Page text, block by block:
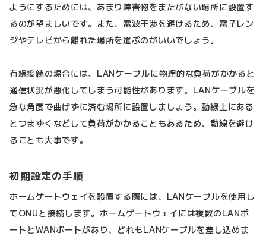
ようにするためには、あまり障害物をまたがない場所に設置す
るのが望ましいです。また、電波干渉を避けるため、電子レン
ジやテレビから離れた場所を選ぶのがいいでしょう。
有線接続の場合には、LANケーブルに物理的な負荷がかかると
通信状況が悪化してしまう可能性があります。LANケーブルを
急な角度で曲げずに済む場所に設置しましょう。動線上にある
とつまずくなどして負荷がかかることもあるため、動線を避け
ることも大事です。
初期設定の手順
ホームゲートウェイを設置する際には、LANケーブルを使用し
てONUと接続します。ホームゲートウェイには複数のLANポ
ートとWANポートがあり、どれもLANケーブルを差し込めま